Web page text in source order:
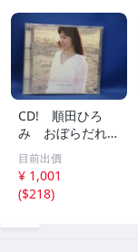
CD! 順田ひろ
み おぼらだれ
ん 帯付き OM
CD-16 42405
目前出價
¥ 1,001
($218)